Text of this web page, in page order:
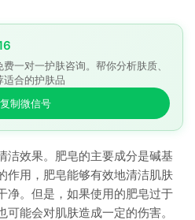
一对一护肤咨询。帮你分析肤质、
适合的护肤品
复制微信号
洁效果。肥皂的主要成分是碱基
作用，肥皂能够有效地清洁肌肤
净。但是，如果使用的肥皂过于
能会对肌肤造成一定的伤害。